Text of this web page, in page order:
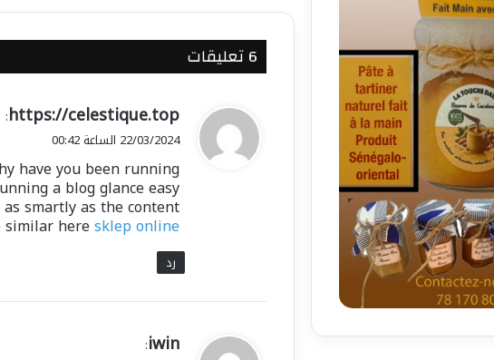
‫6 تعليقات
ي
ق
ل
https://celestique.top
:
22/03/2024 الساعة 00:42
have you been running
a blog glance easy.
smartly as the content!
similar heresklep online
رد
ي
iwin
: